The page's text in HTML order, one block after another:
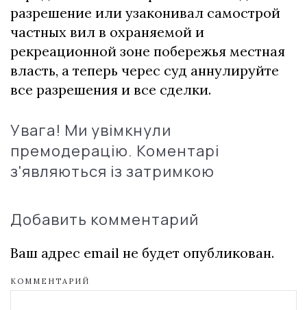
разрешение или узаконивал самострой
частных вил в охраняемой и
рекреационной зоне побережья местная
власть, а теперь черес суд аннулируйте
все разрешения и все сделки.
Увага! Ми увімкнули
премодерацію. Коментарі
з'являються із затримкою
Добавить комментарий
Ваш адрес email не будет опубликован.
КОММЕНТАРИЙ